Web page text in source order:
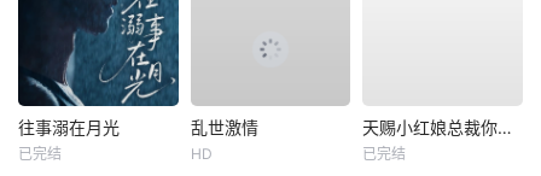
往事溺在月光
已完结
乱世激情
HD
天赐小红娘总裁你找错夫人了
已完结